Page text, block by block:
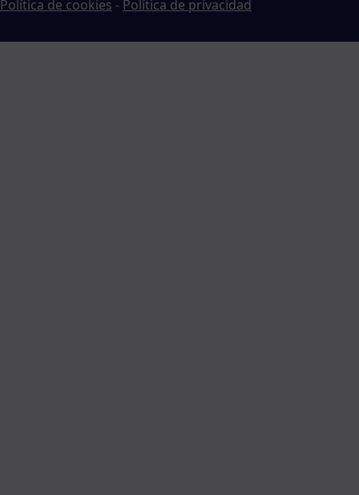
Política de cookies - Política de privacidad